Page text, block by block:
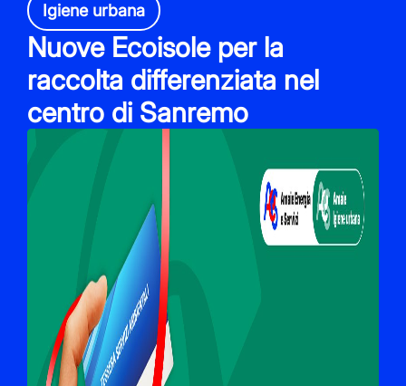
Igiene urbana
Nuove Ecoisole per la
raccolta differenziata nel
centro di Sanremo